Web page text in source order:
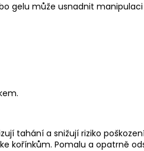
gelu může usnadnit
tahání a snižují riziko
kořínkům. Pomalu a opatrně